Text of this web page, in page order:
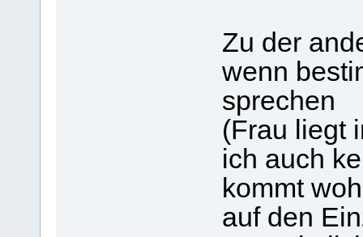
Zu der
wenn
sprechen
(Frau liegt
ich auch
kommt
auf den